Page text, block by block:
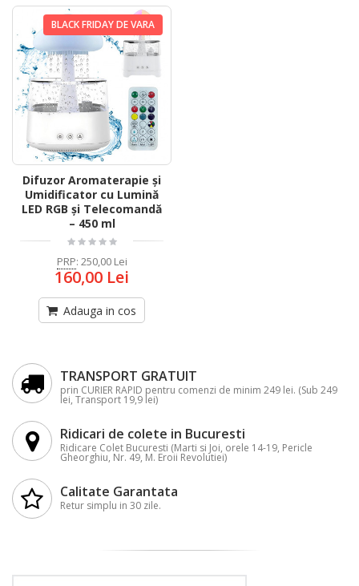
BLACK FRIDAY DE VARA
Difuzor Aromaterapie și
Umidificator cu Lumină
LED RGB și Telecomandă
– 450 ml
PRP: 250,00 Lei
160,00 Lei
Adauga in cos
TRANSPORT GRATUIT
prin CURIER RAPID pentru comenzi de minim 249 lei. (Sub 249
lei, Transport 19,9 lei)
Ridicari de colete in Bucuresti
Ridicare Colet Bucuresti (Marti si Joi, orele 14-19, Pericle
Gheorghiu, Nr. 49, M. Eroii Revolutiei)
Calitate Garantata
Retur simplu in 30 zile.